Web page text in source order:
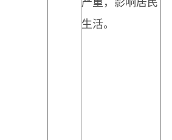
严重，影响居民
生活。